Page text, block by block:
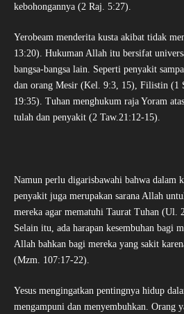
kebohongannya (2 Raj. 5:27).
Yerobeam menderita kusta akibat tidak
13:20). Hukuman Allah itu bersifat
bangsa-bangsa lain. Seperti penyakit
dan orang Mesir (Kel. 9:3, 15), Filistin (1
19:35). Tuhan menghukum raja Yoram
tulah dan penyakit (2 Taw.21:12-15).
Namun perlu digarisbawahi bahwa dalam
penyakit juga merupakan sarana Allah
mereka agar mematuhi Taurat Tuhan (Ul.
Selain itu, ada harapan kesembuhan bagi
Allah bahkan bagi mereka yang sakit
(Mzm. 107:17-22).
Yesus mengingatkan pentingnya hidup
mengampuni dan menyembuhkan. Orang